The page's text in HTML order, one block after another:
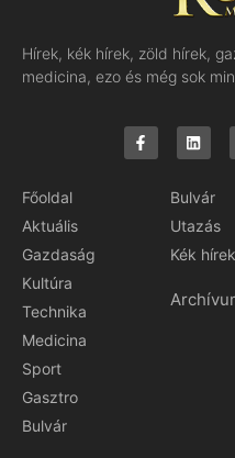
Hírek, kék hírek, zöld hírek,
medicina, ezo és még sok
Főoldal
Aktuális
Gazdaság
Kultúra
Technika
Medicina
Sport
Gasztro
Bulvár
Bulvár
Utazás
Kék hírek